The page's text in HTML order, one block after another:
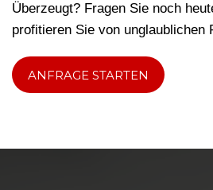
Überzeugt? Fragen Sie noch
profitieren Sie von unglaublichen
ANFRAGE STARTEN